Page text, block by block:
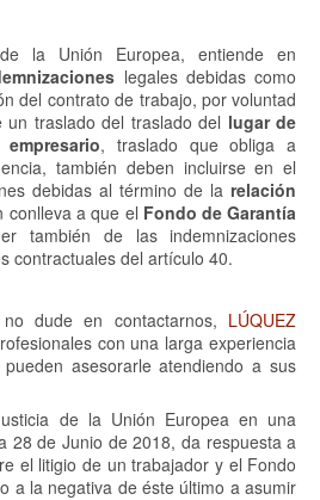
la Unión Europea, entiende en
legales debidas como
del contrato de trabajo, por voluntad
traslado del traslado del lugar de
empresario, traslado que obliga a
también deben incluirse en el
debidas al término de la relación
conlleva a que el Fondo de Garantía
también de las indemnizaciones
contractuales del artículo 40.
dude en contactarnos, LÚQUEZ
con una larga experiencia
asesorarle atendiendo a sus
de la Unión Europea en una
28 de Junio de 2018, da respuesta a
el litigio de un trabajador y el Fondo
a la negativa de éste último a asumir